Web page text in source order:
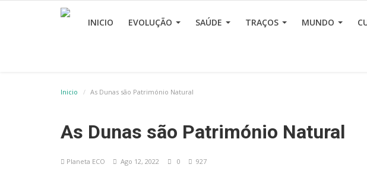
INICIO EVOLUÇÃO SAÚDE TRAÇOS MUNDO
Inicio As Dunas são Património Natural
As Dunas são Património Natural
Planeta ECO Ago 12, 2022 0 927